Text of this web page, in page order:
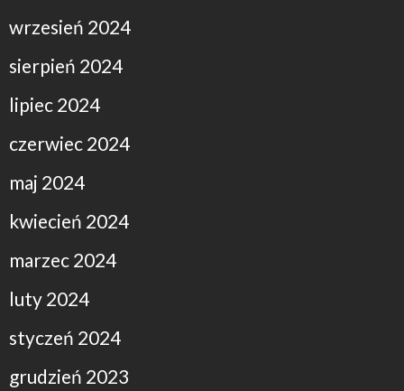
wrzesień 2024
sierpień 2024
lipiec 2024
czerwiec 2024
maj 2024
kwiecień 2024
marzec 2024
luty 2024
styczeń 2024
grudzień 2023